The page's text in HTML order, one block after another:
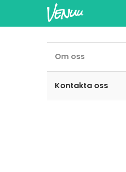
Om oss
Kontakta oss